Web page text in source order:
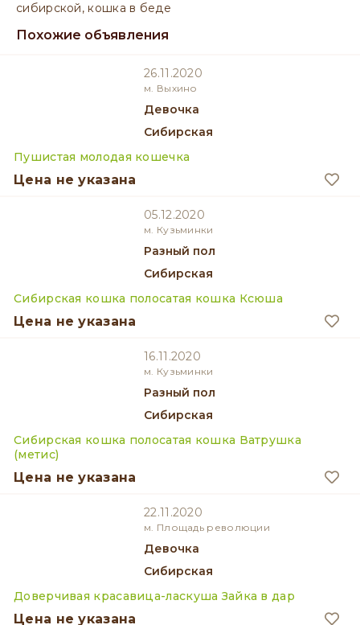
сибирской, кошка в беде
Похожие объявления
26.11.2020
м. Выхино
девочка
Сибирская
Пушистая молодая кошечка
Цена не указана
05.12.2020
м. Кузьминки
разный пол
Сибирская
Сибирская кошка полосатая кошка Ксюша
Цена не указана
16.11.2020
м. Кузьминки
разный пол
Сибирская
Сибирская кошка полосатая кошка Ватрушка
(метис)
Цена не указана
22.11.2020
м. Площадь революции
девочка
Сибирская
Доверчивая красавица-ласкуша Зайка в дар
Цена не указана